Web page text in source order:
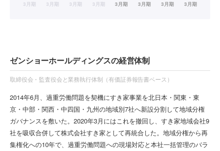
ゼンショーホールディングスの経営体制
取締役会・監査役会と業務執行体制（有価証券報告書ベース）
2014年6月、過重労働問題を契機にすき家事業を北日本・関東・東
京・中部・関西・中四国・九州の地域別7社へ新設分割して地域分権
ガバナンスを敷いた。2020年3月にはこれを撤回し、すき家地域会社9
社を吸収合併して株式会社すき家として再統合した。地域分権から再
集権化への10年で、過重労働問題への現場対応と本社一括管理のバラ